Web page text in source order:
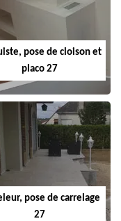
pose de cloison et
placo 27
pose de carrelage
27